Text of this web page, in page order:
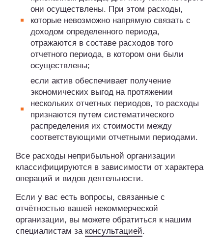
они осуществлены. При этом расходы,
которые невозможно напрямую связать с
доходом определенного периода,
отражаются в составе расходов того
отчетного периода, в котором они были
осуществлены;
если актив обеспечивает получение
экономических выгод на протяжении
нескольких отчетных периодов, то расходы
признаются путем систематического
распределения их стоимости между
соответствующими отчетными периодами.
Все расходы неприбыльной организации
классифицируются в зависимости от характера
операций и видов деятельности.
Если у вас есть вопросы, связанные с
отчётностью вашей некоммерческой
организации, вы можете обратиться к нашим
специалистам за консультацией.